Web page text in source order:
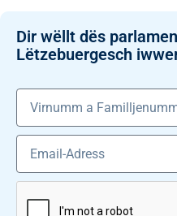
Dir wëllt dës
Lëtzebuergesch